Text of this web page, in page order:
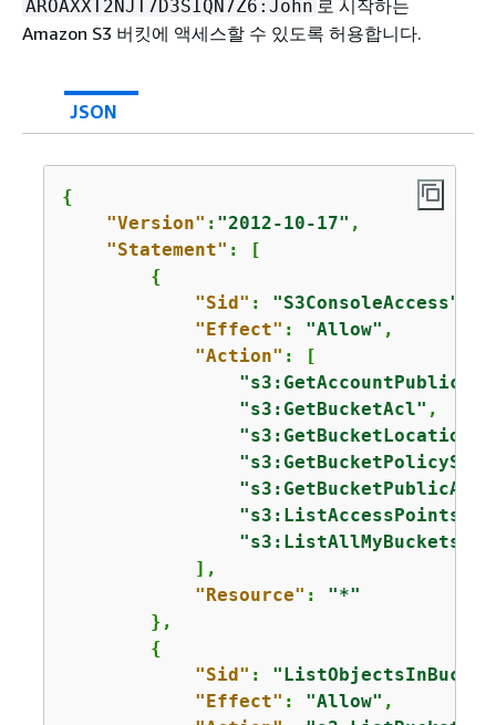
AROAXXT2NJT7D3SIQN7Z6:John 로 시작하는
Amazon S3 버킷에 액세스할 수 있도록 허용합니다.
JSON
{
"Version" : "2012-10-17" ,
"Statement" : [
{
"Sid" : "S3ConsoleAccess"
"Effect" : "Allow" ,
"Action" : [
"s3:GetBucketAcl" ,
"s3:GetBucketLocation"
"s3:ListAccessPoints"
"s3:ListAllMyBuckets"
            ],
"Resource" : "*"
        },
{
"Sid" :
"Effect" : "Allow" ,